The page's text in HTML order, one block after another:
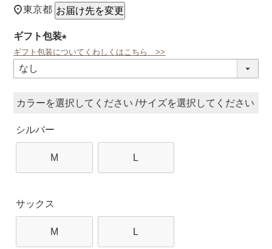
東京都 お届け先を変更
ギフト包装
(必
ギフト包装についてくわしくはこちら >>
カラー サイズ
シルバー
M L
サックス
M L